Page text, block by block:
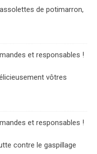
de potimarron,
et responsables !
vôtres
et responsables !
contre le gaspillage